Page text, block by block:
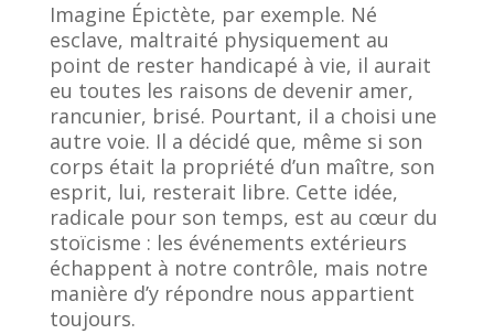
Imagine Épictète, par exemple. Né
esclave, maltraité physiquement au
point de rester handicapé à vie, il aurait
eu toutes les raisons de devenir amer,
rancunier, brisé. Pourtant, il a choisi une
autre voie. Il a décidé que, même si son
corps était la propriété d’un maître, son
esprit, lui, resterait libre. Cette idée,
radicale pour son temps, est au cœur du
stoïcisme : les événements extérieurs
échappent à notre contrôle, mais notre
manière d’y répondre nous appartient
toujours.